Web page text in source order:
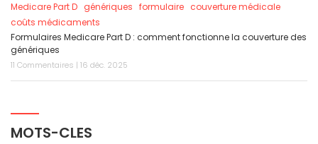
Medicare Part D génériques formulaire couverture médicale
coûts médicaments
Formulaires Medicare Part D : comment fonctionne la couverture des
génériques
11 Commentaires | 16 déc. 2025
MOTS-CLES